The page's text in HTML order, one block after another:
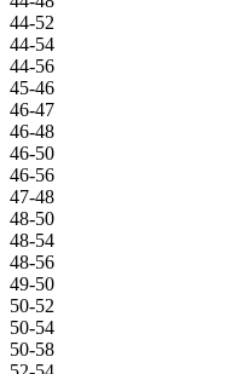
44-52
44-54
44-56
45-46
46-47
46-48
46-50
46-56
47-48
48-50
48-54
48-56
49-50
50-52
50-54
50-58